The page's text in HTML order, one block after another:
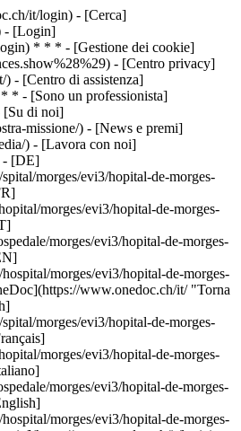
it/login) - [Cerca]
- [Login]
* * * - [Gestione dei cookie]
- [Centro privacy]
- [Centro di assistenza]
* - [Sono un professionista]
[Su di noi]
missione/) - [News e premi]
) - [Lavora con noi]
- [DE]
morges/evi3/hopital-de-morges-
morges/evi3/hopital-de-morges-
morges/evi3/hopital-de-morges-
morges/evi3/hopital-de-morges-
www.onedoc.ch/it/ "Torna
morges/evi3/hopital-de-morges-
morges/evi3/hopital-de-morges-
morges/evi3/hopital-de-morges-
morges/evi3/hopital-de-morges-